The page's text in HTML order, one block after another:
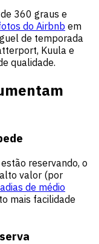
360 graus e
do Airbnb em
de temporada
Kuula e
qualidade.
reservando, o
valor (por
de médio
mais facilidade